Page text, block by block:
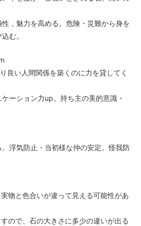
，魅力を高める。危険・災難から身を
む。
良い人間関係を築くのに力を貸してく
ーション力up。持ち主の美的意識・
。浮気防止・当初様な仲の安定。怪我防
物と色合いが違って見える可能性があ
ので、石の大きさに多少の違いが出る